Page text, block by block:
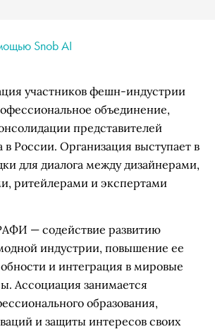
Snob AI
участников фешн-индустрии
объединение,
представителей
в России. Организация выступает в
для диалога между дизайнерами,
ритейлерами и экспертами
— содействие развитию
индустрии, повышение ее
и интеграция в мировые
Ассоциация занимается
образования,
и защиты интересов своих